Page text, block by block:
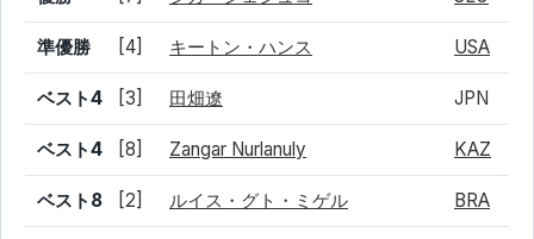
準優勝 [4] キートン・ハンス USA
ベスト4 [3] 田畑遼 JPN
ベスト4 [8] Zangar Nurlanuly KAZ
ベスト8 [2] ルイス・グト・ミゲル BRA